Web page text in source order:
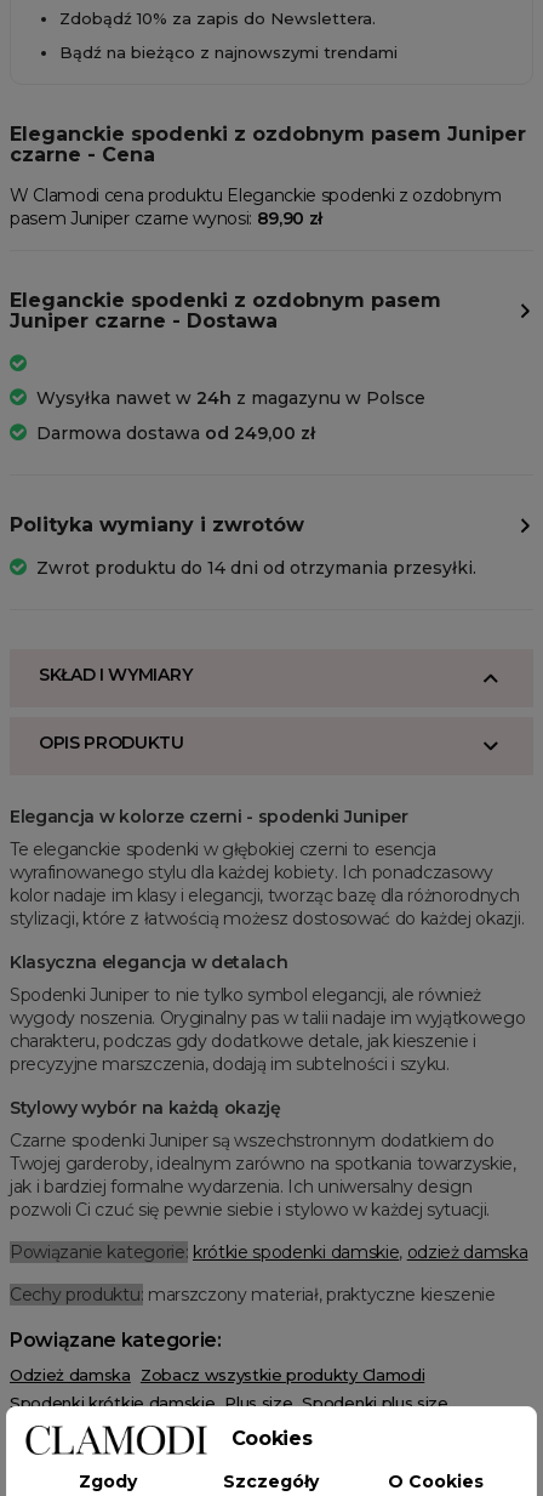
Zdobądź 10% za zapis do Newslettera.
Bądź na bieżąco z najnowszymi trendami
Eleganckie spodenki z ozdobnym pasem Juniper
czarne - Cena
W Clamodi cena produktu Eleganckie spodenki z ozdobnym
pasem Juniper czarne wynosi: 89,90 zł
Eleganckie spodenki z ozdobnym pasem
Juniper czarne - Dostawa
Wysyłka nawet w 24h z magazynu w Polsce
Darmowa dostawa od 249,00 zł
Polityka wymiany i zwrotów
Zwrot produktu do 14 dni od otrzymania przesyłki.
SKŁAD I WYMIARY
OPIS PRODUKTU
Elegancja w kolorze czerni - spodenki Juniper
Te eleganckie spodenki w głębokiej czerni to esencja
wyrafinowanego stylu dla każdej kobiety. Ich ponadczasowy
kolor nadaje im klasy i elegancji, tworząc bazę dla różnorodnych
stylizacji, które z łatwością możesz dostosować do każdej okazji.
Klasyczna elegancja w detalach
Spodenki Juniper to nie tylko symbol elegancji, ale również
wygody noszenia. Oryginalny pas w talii nadaje im wyjątkowego
charakteru, podczas gdy dodatkowe detale, jak kieszenie i
precyzyjne marszczenia, dodają im subtelności i szyku.
Stylowy wybór na każdą okazję
Czarne spodenki Juniper są wszechstronnym dodatkiem do
Twojej garderoby, idealnym zarówno na spotkania towarzyskie,
jak i bardziej formalne wydarzenia. Ich uniwersalny design
pozwoli Ci czuć się pewnie siebie i stylowo w każdej sytuacji.
Powiązanie kategorie: krótkie spodenki damskie, odzież damska
Cechy produktu: marszczony materiał, praktyczne kieszenie
Powiązane kategorie:
Odzież damska
Zobacz wszystkie produkty Clamodi
Spodenki krótkie damskie Plus size Spodenki plus size
HOT SALE
Cookies
Zgody Szczegóły O Cookies